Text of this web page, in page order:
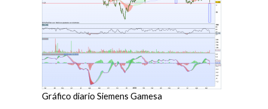
Gráfico diario Siemens Gamesa